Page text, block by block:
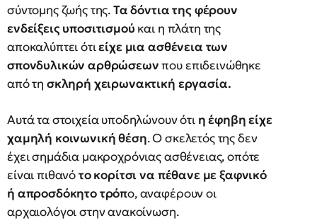
σύντομης ζωής της.Τα δόντια της φέρουν
ενδείξεις υποσιτισμού και η πλάτη της
αποκαλύπτει ότιείχε μια ασθένεια των
σπονδυλικών αρθρώσεωνπου επιδεινώθηκε
από τη σκληρή χειρωνακτική εργασία.
Αυτά τα στοιχεία υποδηλώνουν ότι η έφηβη είχε
χαμηλή κοινωνική θέση. Ο σκελετός της δεν
έχει σημάδια μακροχρόνιας ασθένειας, οπότε
είναι πιθανότο κορίτσι να πέθανε με ξαφνικό
ή απροσδόκητο τρόπο, αναφέρουν οι
αρχαιολόγοι στην ανακοίνωση.